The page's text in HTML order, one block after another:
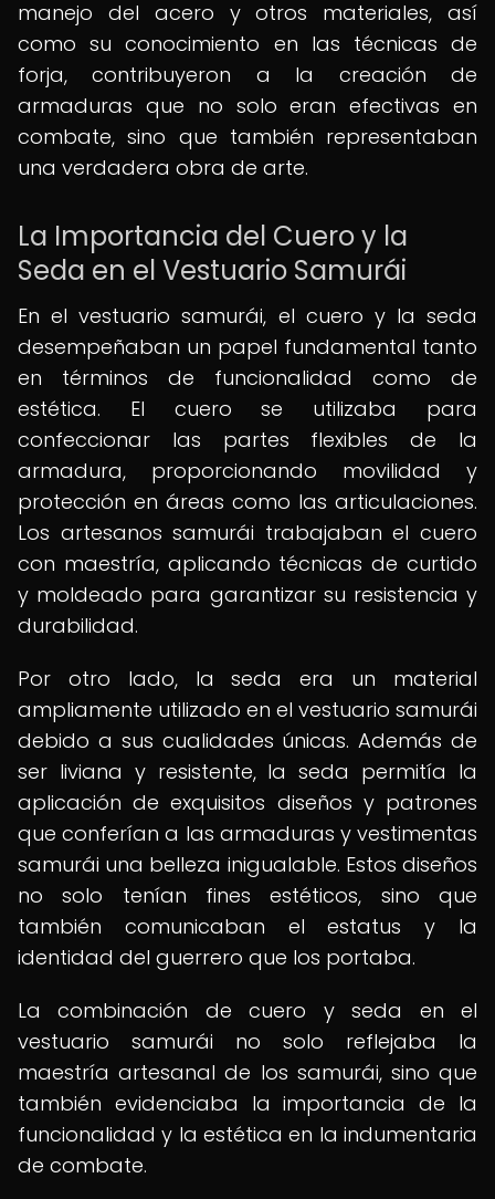
manejo del acero y otros materiales, así
como su conocimiento en las técnicas de
forja, contribuyeron a la creación de
armaduras que no solo eran efectivas en
combate, sino que también representaban
una verdadera obra de arte.
La Importancia del Cuero y la
Seda en el Vestuario Samurái
En el vestuario samurái, el cuero y la seda
desempeñaban un papel fundamental tanto
en términos de funcionalidad como de
estética. El cuero se utilizaba para
confeccionar las partes flexibles de la
armadura, proporcionando movilidad y
protección en áreas como las articulaciones.
Los artesanos samurái trabajaban el cuero
con maestría, aplicando técnicas de curtido
y moldeado para garantizar su resistencia y
durabilidad.
Por otro lado, la seda era un material
ampliamente utilizado en el vestuario samurái
debido a sus cualidades únicas. Además de
ser liviana y resistente, la seda permitía la
aplicación de exquisitos diseños y patrones
que conferían a las armaduras y vestimentas
samurái una belleza inigualable. Estos diseños
no solo tenían fines estéticos, sino que
también comunicaban el estatus y la
identidad del guerrero que los portaba.
La combinación de cuero y seda en el
vestuario samurái no solo reflejaba la
maestría artesanal de los samurái, sino que
también evidenciaba la importancia de la
funcionalidad y la estética en la indumentaria
de combate.